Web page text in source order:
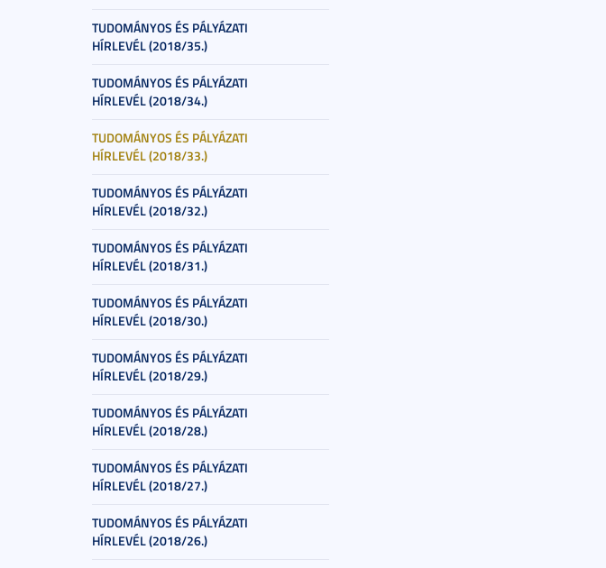
TUDOMÁNYOS ÉS PÁLYÁZATI
HÍRLEVÉL (2018/35.)
TUDOMÁNYOS ÉS PÁLYÁZATI
HÍRLEVÉL (2018/34.)
TUDOMÁNYOS ÉS PÁLYÁZATI
HÍRLEVÉL (2018/33.)
TUDOMÁNYOS ÉS PÁLYÁZATI
HÍRLEVÉL (2018/32.)
TUDOMÁNYOS ÉS PÁLYÁZATI
HÍRLEVÉL (2018/31.)
TUDOMÁNYOS ÉS PÁLYÁZATI
HÍRLEVÉL (2018/30.)
TUDOMÁNYOS ÉS PÁLYÁZATI
HÍRLEVÉL (2018/29.)
TUDOMÁNYOS ÉS PÁLYÁZATI
HÍRLEVÉL (2018/28.)
TUDOMÁNYOS ÉS PÁLYÁZATI
HÍRLEVÉL (2018/27.)
TUDOMÁNYOS ÉS PÁLYÁZATI
HÍRLEVÉL (2018/26.)